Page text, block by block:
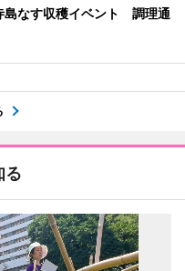
島なす収穫イベント 調理通
る